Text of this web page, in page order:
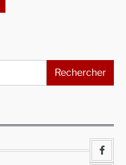
Rechercher